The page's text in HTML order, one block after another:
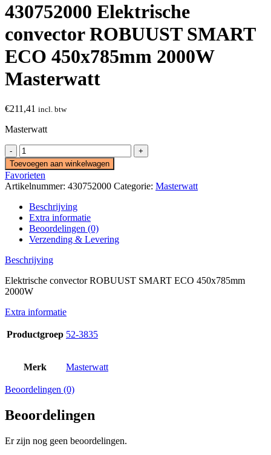
430752000 Elektrische
convector ROBUUST SMART
ECO 450x785mm 2000W
Masterwatt
€211,41 incl. btw
Masterwatt
430752000
Elektrische
convector
ROBUUST
ECO
450x785mm
2000W
Masterwatt
Toevoegen aan winkelwagen
Favorieten
Artikelnummer: 430752000 Categorie: Masterwatt
Beschrijving
Extra informatie
Beoordelingen (0)
Verzending & Levering
Beschrijving
Elektrische convector ROBUUST SMART ECO 450x785mm
2000W
Extra informatie
Productgroep 52-3835
Merk Masterwatt
Beoordelingen (0)
Beoordelingen
Er zijn nog geen beoordelingen.